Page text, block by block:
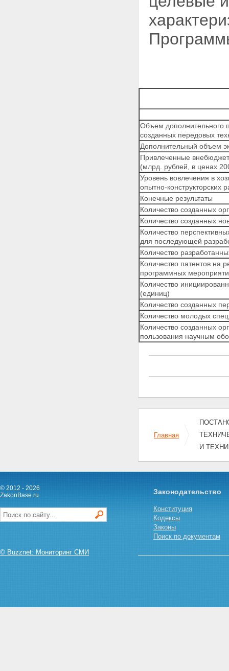
Объем дополнительного
созданных передовых
Дополнительный объем
Привлеченные
(млрд. рублей, в ценах
Уровень вовлечения в
опытно-конструкторских
Конечные результаты
Количество созданных
Количество созданных
Количество
для последующей
Количество
Количество патентов на
программных
Количество
(единиц)
Количество созданных
Количество молодых
Количество созданных
пользования научным
Главная
И
© 2012 - 2026
ZakonBase.ru
© Buzznet: Мониторинг СМИ
Законодательство
Конституция
Кодексы
Законы
Поиск по документам